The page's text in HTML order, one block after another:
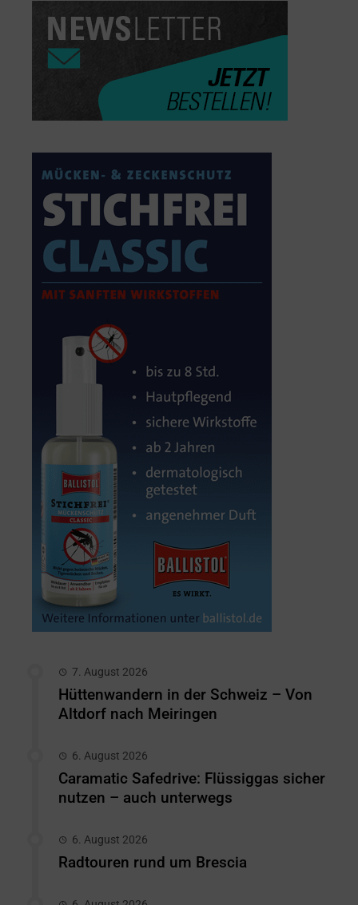
7. August 2026
Hüttenwandern in der Schweiz – Von
Altdorf nach Meiringen
6. August 2026
Caramatic Safedrive: Flüssiggas sicher
nutzen – auch unterwegs
6. August 2026
Radtouren rund um Brescia